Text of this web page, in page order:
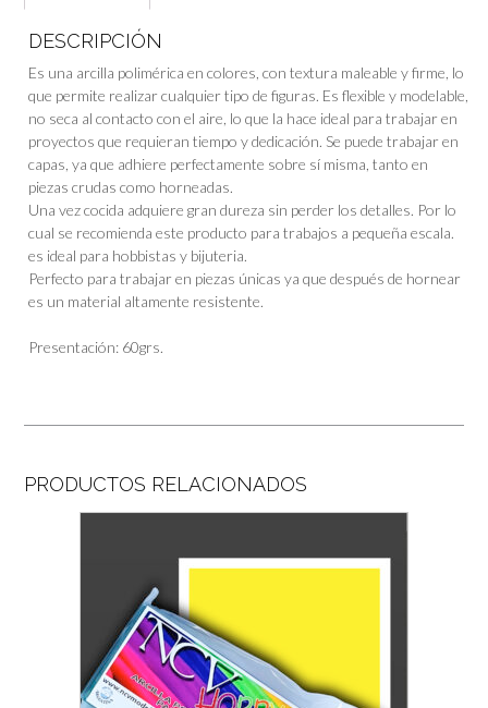
DESCRIPCIÓN
Es una arcilla polimérica en colores, con textura maleable y firme, lo
que permite realizar cualquier tipo de figuras. Es flexible y modelable,
no seca al contacto con el aire, lo que la hace ideal para trabajar en
proyectos que requieran tiempo y dedicación. Se puede trabajar en
capas, ya que adhiere perfectamente sobre sí misma, tanto en
piezas crudas como horneadas.
Una vez cocida adquiere gran dureza sin perder los detalles. Por lo
cual se recomienda este producto para trabajos a pequeña escala.
es ideal para hobbistas y bijuteria.
Perfecto para trabajar en piezas únicas ya que después de hornear
es un material altamente resistente.
Presentación: 60grs.
PRODUCTOS RELACIONADOS